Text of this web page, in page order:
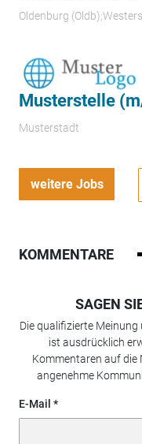
Oldenburg
Musterstelle
Musterstadt
weitere Jobs
KOMMENTARE
SAGEN
Die qualifizierte Meinung
ist ausdrücklich
Kommentaren auf die
angenehme
E-Mail